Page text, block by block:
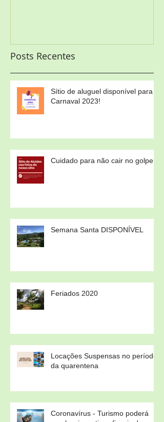
Posts Recentes
Sítio de aluguel disponível para
Carnaval 2023!
Cuidado para não cair no golpe!
Semana Santa DISPONÍVEL
Feriados 2020
Locações Suspensas no período
da quarentena
Coronavírus - Turismo poderá